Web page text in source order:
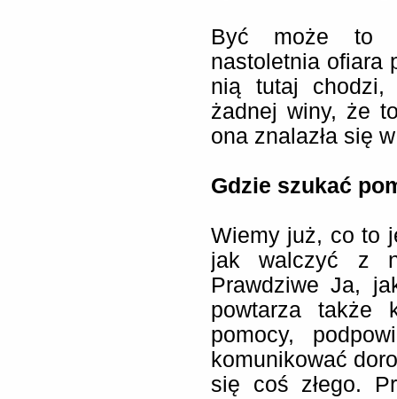
Być może to
nastoletnia ofiara
nią tutaj
żadnej winy, że
ona znalazła się
Gdzie szukać
Wiemy już, co to
jak walczyć z
Prawdziwe Ja,
powtarza także
pomocy,
komunikować
się coś złego.